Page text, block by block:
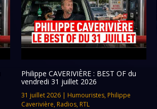
Philippe CAVERIVIÈRE : BEST OF du
vendredi 31 juillet 2026
31 juillet 2026| Humouristes, Philippe
Caverivière, Radios, RTL